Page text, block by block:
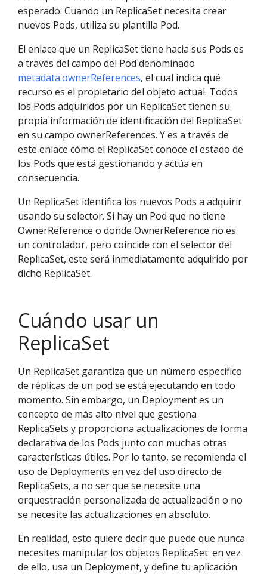
esperado. Cuando un ReplicaSet necesita crear
nuevos Pods, utiliza su plantilla Pod.
El enlace que un ReplicaSet tiene hacia sus Pods es
a través del campo del Pod denominado
metadata.ownerReferences, el cual indica qué
recurso es el propietario del objeto actual. Todos
los Pods adquiridos por un ReplicaSet tienen su
propia información de identificación del ReplicaSet
en su campo ownerReferences. Y es a través de
este enlace cómo el ReplicaSet conoce el estado de
los Pods que está gestionando y actúa en
consecuencia.
Un ReplicaSet identifica los nuevos Pods a adquirir
usando su selector. Si hay un Pod que no tiene
OwnerReference o donde OwnerReference no es
un controlador, pero coincide con el selector del
ReplicaSet, este será inmediatamente adquirido por
dicho ReplicaSet.
Cuándo usar un
ReplicaSet
Un ReplicaSet garantiza que un número específico
de réplicas de un pod se está ejecutando en todo
momento. Sin embargo, un Deployment es un
concepto de más alto nivel que gestiona
ReplicaSets y proporciona actualizaciones de forma
declarativa de los Pods junto con muchas otras
características útiles. Por lo tanto, se recomienda el
uso de Deployments en vez del uso directo de
ReplicaSets, a no ser que se necesite una
orquestración personalizada de actualización o no
se necesite las actualizaciones en absoluto.
En realidad, esto quiere decir que puede que nunca
necesites manipular los objetos ReplicaSet: en vez
de ello, usa un Deployment, y define tu aplicación